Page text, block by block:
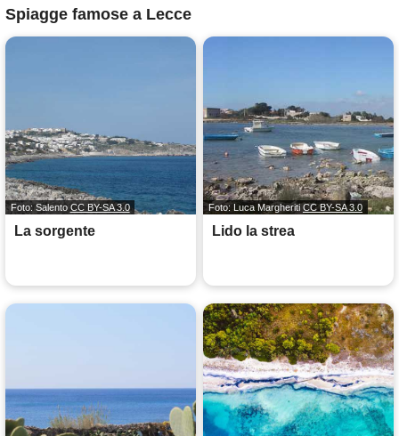
Spiagge famose a Lecce
Foto: Salento CC BY-SA 3.0
La sorgente
Foto: Luca Margheriti CC BY-SA 3.0
Lido la strea